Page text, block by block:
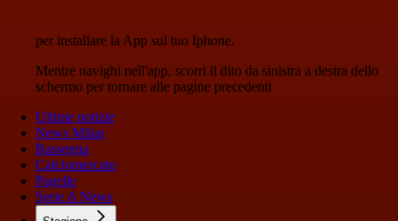
per installare la App sul tuo Iphone.
Mentre navighi nell'app, scorri il dito da sinistra a destra dello
schermo per tornare alle pagine precedenti
Ultime notizie
News Milan
Rassegna
Calciomercato
Pagelle
Serie A News